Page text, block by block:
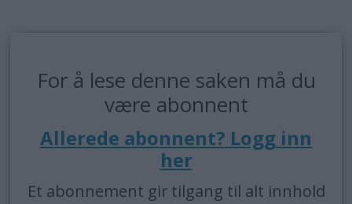
For å lese denne saken må du
være abonnent
Allerede abonnent? Logg inn
her
Et abonnement gir tilgang til alt innhold